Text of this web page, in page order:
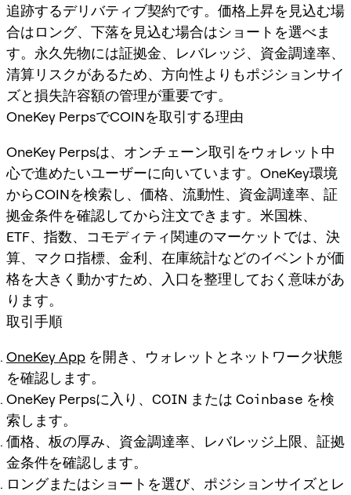
追跡するデリバティブ契約です。価格上昇を見込む場
合はロング、下落を見込む場合はショートを選べま
す。永久先物には証拠金、レバレッジ、資金調達率、
清算リスクがあるため、方向性よりもポジションサイ
ズと損失許容額の管理が重要です。
OneKey PerpsでCOINを取引する理由
OneKey Perpsは、オンチェーン取引をウォレット中
心で進めたいユーザーに向いています。OneKey環境
からCOINを検索し、価格、流動性、資金調達率、証
拠金条件を確認してから注文できます。米国株、
ETF、指数、コモディティ関連のマーケットでは、決
算、マクロ指標、金利、在庫統計などのイベントが価
格を大きく動かすため、入口を整理しておく意味があ
ります。
取引手順
OneKey App を開き、ウォレットとネットワーク状態
を確認します。
OneKey Perpsに入り、 COIN または Coinbase を検
索します。
価格、板の厚み、資金調達率、レバレッジ上限、証拠
金条件を確認します。
ロングまたはショートを選び、ポジションサイズとレ